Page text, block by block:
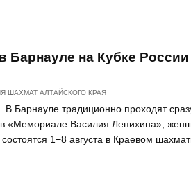
Барнауле на Кубке России
ШАХМАТ АЛТАЙСКОГО КРАЯ
Барнауле традиционно проходят
«Мемориале Василия Лепихина»,
1−8 августа в Краевом